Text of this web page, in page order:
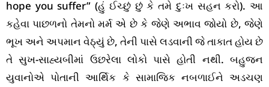
hope you suffer” (હું ઈચ્છું છું કે તમે દુઃખ સહન કરો). આ
કહેવા પાછળનો તેમનો મર્મ એ છે કે જેણે અભાવ જોયો છે, જેણે
ભૂખ અને અપમાન વેઠ્યું છે, તેની પાસે લડવાની જે તાકાત હોય છે
તે સુખ-સાહ્યબીમાં ઉછરેલા લોકો પાસે હોતી નથી. બહુજન
યુવાનોએ પોતાની આર્થિક કે સામાજિક નબળાઈને અડચણ